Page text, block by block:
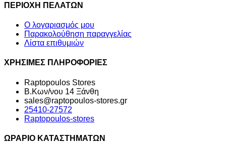
ΠΕΡΙΟΧΗ ΠΕΛΑΤΩΝ
Ο λογαριασμός μου
Παρακολούθηση παραγγελίας
Λίστα επιθυμιών
ΧΡΗΣΙΜΕΣ ΠΛΗΡΟΦΟΡΙΕΣ
Raptopoulos Stores
Β.Κων/νου 14 Ξάνθη
sales@raptopoulos-stores.gr
25410-27572
Raptopoulos-stores
ΩΡΑΡΙΟ ΚΑΤΑΣΤΗΜΑΤΩΝ